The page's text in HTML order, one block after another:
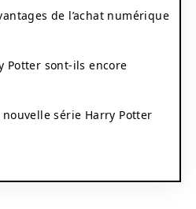
de l’achat numérique
Potter sont-ils encore
série Harry Potter